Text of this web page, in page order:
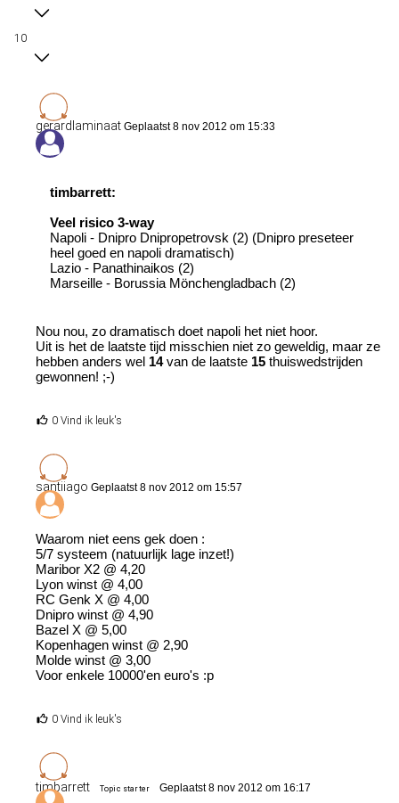
10
gerardlaminaat Geplaatst 8 nov 2012 om 15:33
timbarrett:
Veel risico 3-way
Napoli - Dnipro Dnipropetrovsk (2) (Dnipro preseteer
heel goed en napoli dramatisch)
Lazio - Panathinaikos (2)
Marseille - Borussia Mönchengladbach (2)
Nou nou, zo dramatisch doet napoli het niet hoor.
Uit is het de laatste tijd misschien niet zo geweldig, maar ze
hebben anders wel 14van de laatste 15 thuiswedstrijden
gewonnen! ;-)
0 Vind ik leuk's
santiiago Geplaatst 8 nov 2012 om 15:57
Waarom niet eens gek doen :
5/7 systeem (natuurlijk lage inzet!)
Maribor X2 @ 4,20
Lyon winst @ 4,00
RC Genk X @ 4,00
Dnipro winst @ 4,90
Bazel X @ 5,00
Kopenhagen winst @ 2,90
Molde winst @ 3,00
Voor enkele 10000'en euro's :p
0 Vind ik leuk's
timbarrett Topic starter Geplaatst 8 nov 2012 om 16:17